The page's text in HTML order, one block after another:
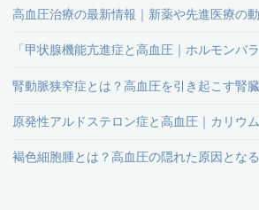
険
な
瞬
間
と
送
り
高血圧治療の最新情報｜新薬や先進医療の
「甲状腺機能亢進症と高血圧｜ホルモンバ
腎動脈狭窄症とは？高血圧を引き起こす腎
原発性アルドステロン症と高血圧｜カリウ
褐色細胞腫とは？高血圧の隠れた原因とな